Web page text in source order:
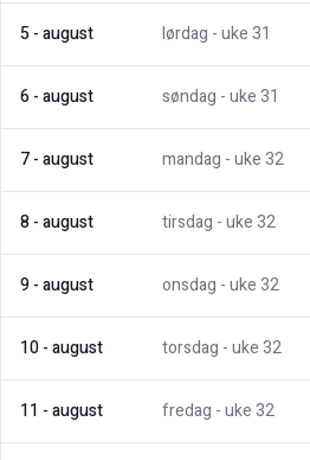
5-august lørdag - uke31
6-august søndag - uke31
7-august mandag - uke32
8-august tirsdag - uke32
9-august onsdag - uke32
10-august torsdag - uke32
11 -august fredag - uke32